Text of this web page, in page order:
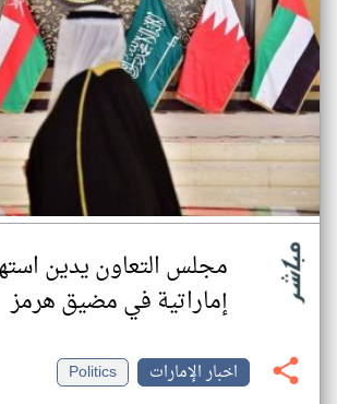
مجلس التعاون يدين
إماراتية في مضيق هرمز
اخبار الإمارات
Politics